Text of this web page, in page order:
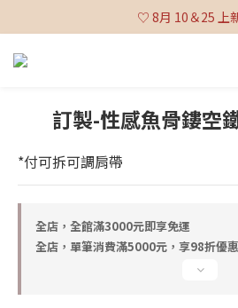
♡ 全館消費滿 $3,000 免運 (不含
♡ 8月 10＆25 上
♡ 全館消費滿 $3,000 免運 (不含
訂製-性感魚骨鏤空
*付可拆可調肩帶
全店，全館滿3000元即享免運
全店，單筆消費滿5000元，享98折優惠